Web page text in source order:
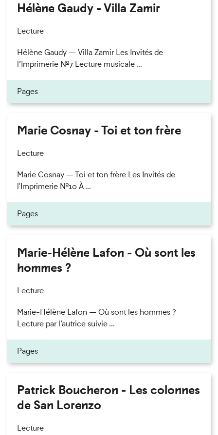
Hélène Gaudy - Villa Zamir
Lecture
Hélène Gaudy — Villa Zamir Les Invités de
l’Imprimerie n°7 Lecture musicale ...
Pages
Marie Cosnay - Toi et ton frère
Lecture
Marie Cosnay — Toi et ton frère Les Invités de
l'Imprimerie n°10 À ...
Pages
Marie-Hélène Lafon - Où sont les
hommes ?
Lecture
Marie-Hélène Lafon — Où sont les hommes ?
Lecture par l’autrice suivie ...
Pages
Patrick Boucheron - Les colonnes
de San Lorenzo
Lecture